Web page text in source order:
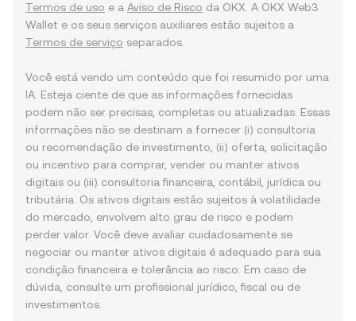
Termos de uso e a Aviso de Risco da OKX. A OKX Web3
Wallet e os seus serviços auxiliares estão sujeitos a
Termos de serviço separados.
Você está vendo um conteúdo que foi resumido por uma
IA. Esteja ciente de que as informações fornecidas
podem não ser precisas, completas ou atualizadas. Essas
informações não se destinam a fornecer (i) consultoria
ou recomendação de investimento, (ii) oferta, solicitação
ou incentivo para comprar, vender ou manter ativos
digitais ou (iii) consultoria financeira, contábil, jurídica ou
tributária. Os ativos digitais estão sujeitos à volatilidade
do mercado, envolvem alto grau de risco e podem
perder valor. Você deve avaliar cuidadosamente se
negociar ou manter ativos digitais é adequado para sua
condição financeira e tolerância ao risco. Em caso de
dúvida, consulte um profissional jurídico, fiscal ou de
investimentos.